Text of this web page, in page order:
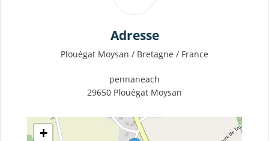
Adresse
Plouégat Moysan / Bretagne / France
pennaneach
29650 Plouégat Moysan
+